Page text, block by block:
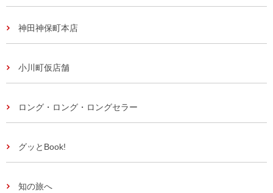
神田神保町本店
小川町仮店舗
ロング・ロング・ロングセラー
グッとBook!
知の旅へ